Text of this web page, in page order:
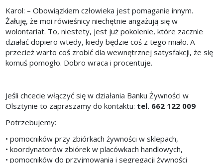
Karol: – Obowiązkiem człowieka jest pomaganie innym.
Żałuję, że moi rówieśnicy niechętnie angażują się w
wolontariat. To, niestety, jest już pokolenie, które zacznie
działać dopiero wtedy, kiedy będzie coś z tego miało. A
przecież warto coś zrobić dla wewnętrznej satysfakcji, że się
komuś pomogło. Dobro wraca i procentuje.
Jeśli chcecie włączyć się w działania Banku Żywności w
Olsztynie to zapraszamy do kontaktu: tel. 662 122 009
Potrzebujemy:
• pomocników przy zbiórkach żywności w sklepach,
• koordynatorów zbiórek w placówkach handlowych,
• pomocników do przyjmowania i segregacji żywności